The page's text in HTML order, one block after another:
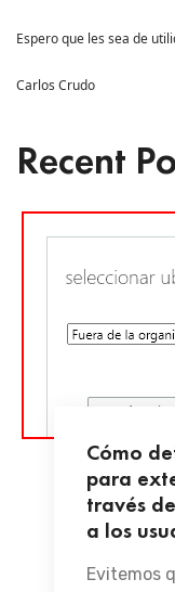
Espero que les sea de
Carlos Crudo
Recent
Cómo
para
través
a los
Evitemos